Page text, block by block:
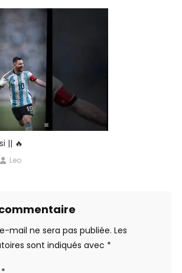
|| 🔥
Leo
mail ne sera pas publiée. Les
sont indiqués avec *